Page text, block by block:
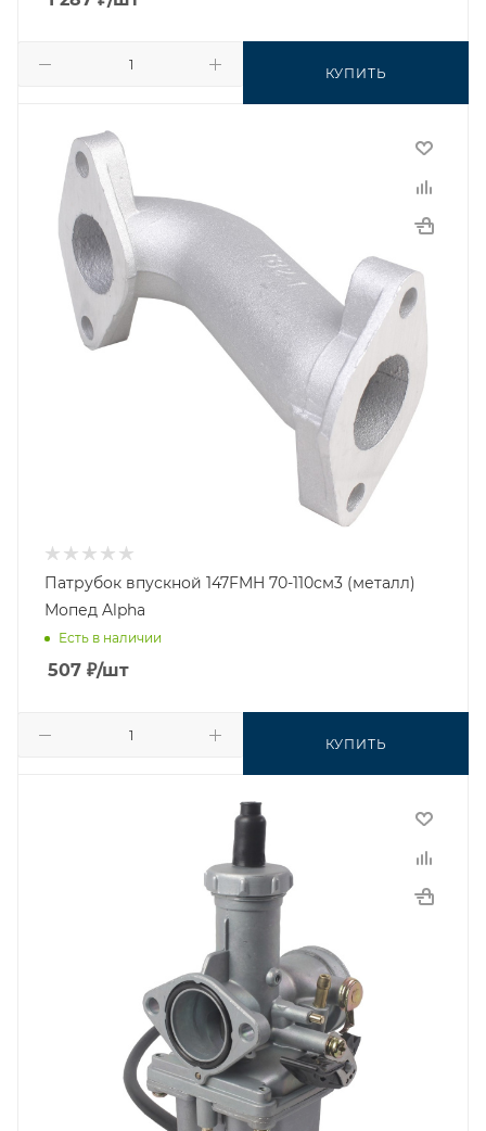
КУПИТЬ
Патрубок впускной 147FMH 70-110см3 (металл)
Мопед Alpha
Есть в наличии
507 ₽/шт
КУПИТЬ